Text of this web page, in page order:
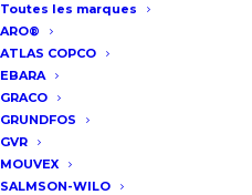
Toutes les marques
ARO®
ATLAS COPCO
EBARA
GRACO
GRUNDFOS
GVR
MOUVEX
SALMSON-WILO